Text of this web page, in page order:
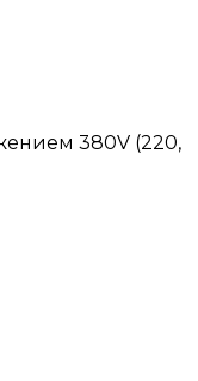
380V (220,